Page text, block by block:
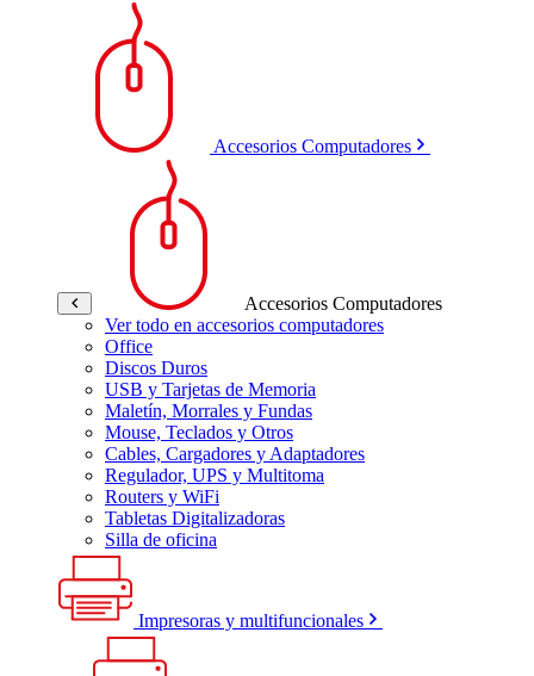
Accesorios Computadores
Accesorios Computadores
Ver todo en accesorios computadores
Office
Discos Duros
USB y Tarjetas de Memoria
Maletín, Morrales y Fundas
Mouse, Teclados y Otros
Cables, Cargadores y Adaptadores
Regulador, UPS y Multitoma
Routers y WiFi
Tabletas Digitalizadoras
Silla de oficina
Impresoras y multifuncionales